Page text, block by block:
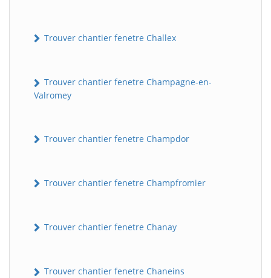
Trouver chantier fenetre Challex
Trouver chantier fenetre Champagne-en-
Valromey
Trouver chantier fenetre Champdor
Trouver chantier fenetre Champfromier
Trouver chantier fenetre Chanay
Trouver chantier fenetre Chaneins